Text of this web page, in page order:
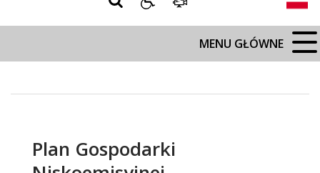
MENU GŁÓWNE
Plan Gospodarki